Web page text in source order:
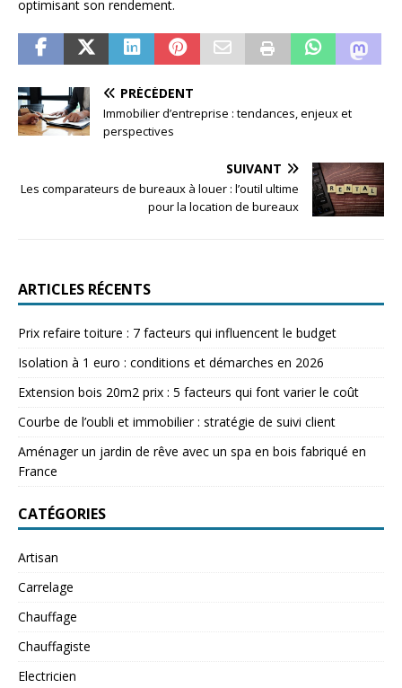
optimisant son rendement.
PRÉCÉDENT
Immobilier d’entreprise : tendances, enjeux et
perspectives
SUIVANT
Les comparateurs de bureaux à louer : l’outil ultime
pour la location de bureaux
ARTICLES RÉCENTS
Prix refaire toiture : 7 facteurs qui influencent le budget
Isolation à 1 euro : conditions et démarches en 2026
Extension bois 20m2 prix : 5 facteurs qui font varier le coût
Courbe de l’oubli et immobilier : stratégie de suivi client
Aménager un jardin de rêve avec un spa en bois fabriqué en
France
CATÉGORIES
Artisan
Carrelage
Chauffage
Chauffagiste
Electricien